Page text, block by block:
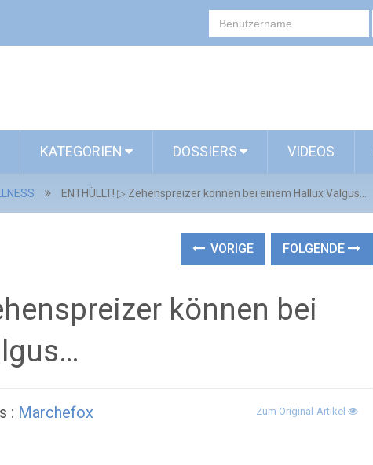
KATEGORIEN DOSSIERS VIDEOS
ENTHÜLLT! ▷ Zehenspreizer können bei einem Hallux Valgus…
VORIGE FOLGENDE
können bei
: Marchefox Zum Original-Artikel